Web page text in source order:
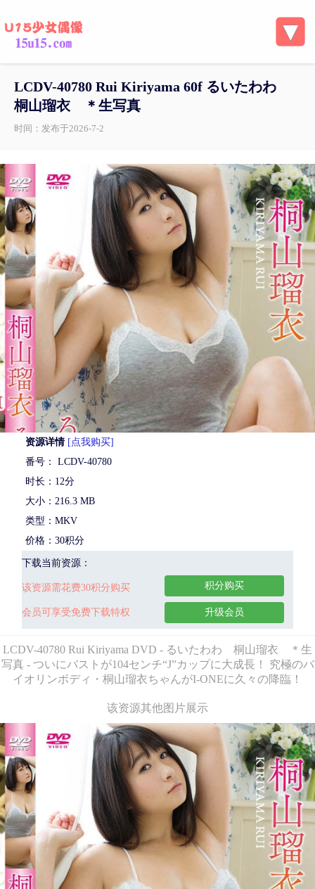
LCDV-40780 Rui Kiriyama 60f るいたわわ
桐山瑠衣 ＊生写真
时间：发布于2026-7-2
资源详情 [点我购买]
番号： LCDV-40780
时长：12分
大小：216.3 MB
类型：MKV
价格：30积分
下载当前资源：
该资源需花费30积分购买
会员可享受免费下载特权
积分购买
升级会员
LCDV-40780 Rui Kiriyama DVD - るいたわわ 桐山瑠衣 ＊生
写真 - ついにバストが104センチ“J”カップに大成長！ 究極のバ
イオリンボディ・桐山瑠衣ちゃんがI-ONEに久々の降臨！
该资源其他图片展示